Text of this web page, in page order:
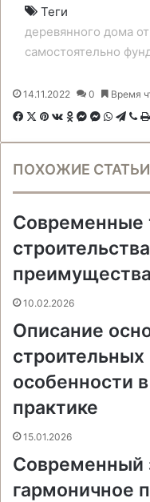
Теги
деревянного дома
самостоятельно
14.11.2022 0 Время
F
e
o
X P
t
e
t
В
н
к
О
о
а
с
н
и
M
s
g
r
M
s
g
r
W
t
p
T
e
a
V
e
ПОХОЖИЕ СТАТЬИ
Современные
10.02.2026
Описание
строительных
особенности
практике
15.01.2026
Современный
гармоничное